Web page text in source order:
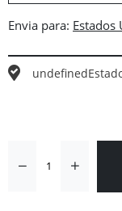
Envia para:
undefined